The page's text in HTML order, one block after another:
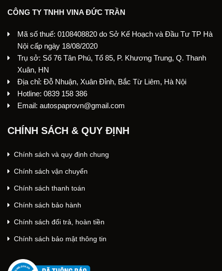
CÔNG TY TNHH VINA ĐỨC TRẦN
Mã số thuế: 0108408820 do Sở Kế Hoạch và Đầu Tư TP Hà
Nội cấp ngày 18/08/2020
Trụ sở: Số 76 Tân Phú, Tổ 85, P. Khương Trung, Q. Thanh
Xuân, HN
Địa chỉ: Đỗ Nhuận, Xuân Đỉnh, Bắc Từ Liêm, Hà Nội
Hotline: 0839 158 386
Email: autospaprovn@gmail.com
CHÍNH SÁCH & QUY ĐỊNH
Chính sách và quy định chung
Chính sách vận chuyển
Chính sách thanh toán
Chính sách bảo hành
Chính sách đổi trả, hoàn tiền
Chính sách bảo mật thông tin